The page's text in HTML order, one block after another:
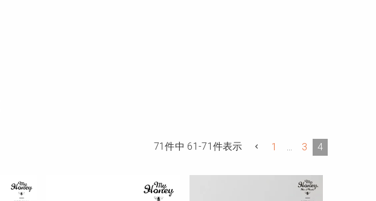
71件中 61 -71 件表示 1 … 3 4